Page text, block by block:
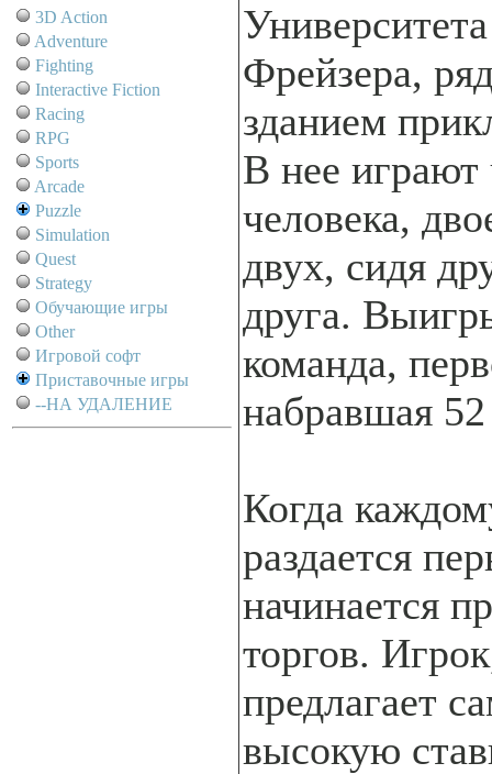
3D Action
Adventure
Fighting
Interactive Fiction
Racing
RPG
Sports
Arcade
Puzzle
Simulation
Quest
Strategy
Обучающие игры
Other
Игровой софт
Приставочные игры
--НА УДАЛЕНИЕ
Фрейзера,
зданием
В нее играют
человека,
двух, сидя
друга.
команда,
набравшая
Когда
раздается
начинается
торгов.
предлагает
высокую